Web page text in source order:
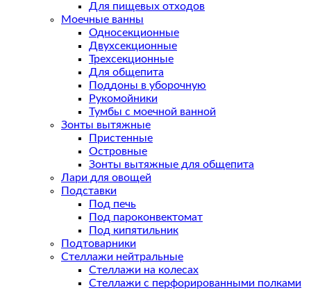
Для пищевых отходов
Моечные ванны
Односекционные
Двухсекционные
Трехсекционные
Для общепита
Поддоны в уборочную
Рукомойники
Тумбы с моечной ванной
Зонты вытяжные
Пристенные
Островные
Зонты вытяжные для общепита
Лари для овощей
Подставки
Под печь
Под пароконвектомат
Под кипятильник
Подтоварники
Стеллажи нейтральные
Стеллажи на колесах
Стеллажи с перфорированными полками